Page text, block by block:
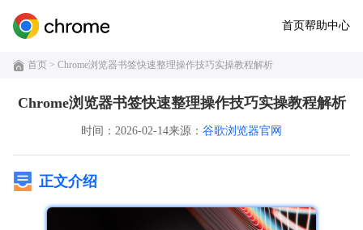
首页帮助中心
首页 > Chrome浏览器书签快速整理操作技巧实操教程解析
Chrome浏览器书签快速整理操作技巧实操教程解析
时间：2026-02-14来源： 谷歌浏览器官网
正文介绍